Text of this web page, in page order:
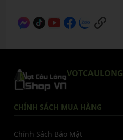
VOTCAULONG
CHÍNH SÁCH MUA HÀNG
Chính Sách Bảo Mật